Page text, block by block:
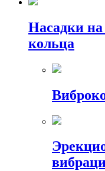
Насадки
кольца